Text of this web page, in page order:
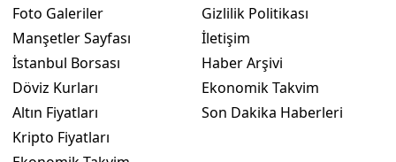
Foto Galeriler
Manşetler Sayfası
İstanbul Borsası
Döviz Kurları
Altın Fiyatları
Kripto Fiyatları
Gizlilik Politikası
İletişim
Haber Arşivi
Ekonomik Takvim
Son Dakika Haberleri